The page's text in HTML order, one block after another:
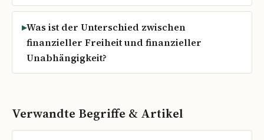
Was ist der Unterschied zwischen
finanzieller Freiheit und finanzieller
Unabhängigkeit?
Verwandte Begriffe & Artikel